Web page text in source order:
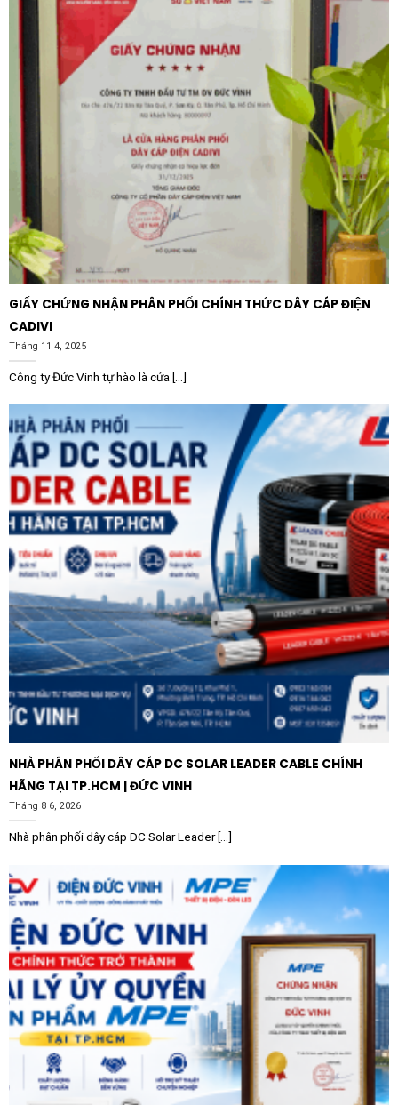
Schneider Electric là tập đoàn dẫn đầu toàn cầu về
quản lý năng lượng và tự động hóa. Khi chọn mua
Contactor Schneider LC1E3801F5 38A 1NC 110V , bạn
không chỉ sở hữu một thiết bị điện chất lượng mà còn
nhận được sự an tâm từ hệ thống hỗ trợ kỹ thuật rộng
khắp. Sản phẩm đạt chứng chỉ Green Premium, khẳng
định cam kết của hãng về bảo vệ môi trường và hạn
chế tối đa các chất độc hại trong quá trình sản xuất,
góp phần xây dựng một hệ thống điện bền vững cho
doanh nghiệp của bạn.
GIẤY CHỨNG NHẬN PHÂN PHỐI CHÍNH THỨC DÂY CÁP ĐIỆN
CADIVI
Tháng 11 4, 2025
Công ty Đức Vinh tự hào là cửa [...]
NHÀ PHÂN PHỐI DÂY CÁP DC SOLAR LEADER CABLE CHÍNH
HÃNG TẠI TP.HCM | ĐỨC VINH
Tháng 8 6, 2026
Nhà phân phối dây cáp DC Solar Leader [...]